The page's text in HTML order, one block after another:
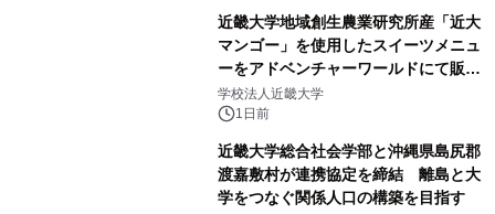
近畿大学地域創生農業研究所産「近大
マンゴー」を使用したスイーツメニュ
ーをアドベンチャーワールドにて販売
します パークでしか味わえない期間
限定スイーツを楽しんで♪
学校法人近畿大学
1日前
近畿大学総合社会学部と沖縄県島尻郡
渡嘉敷村が連携協定を締結 離島と大
学をつなぐ関係人口の構築を目指す